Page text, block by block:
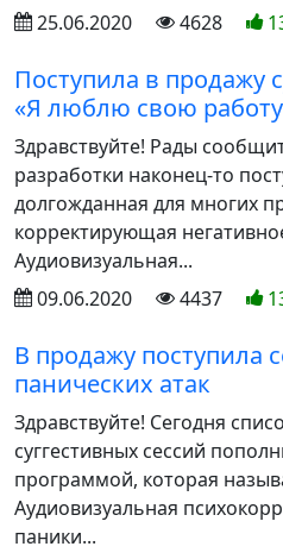
25.06.2020
4628
Поступила в продажу
«Я люблю свою
Здравствуйте! Рады
разработки наконец-то
долгожданная для многих
корректирующая
Аудиовизуальная...
09.06.2020
4437
В продажу поступила
панических атак
Здравствуйте! Сегодня
суггестивных сессий
программой, которая
Аудиовизуальная
паники...